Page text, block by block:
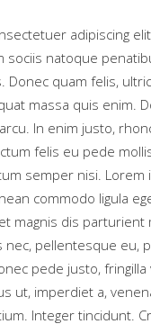
adipiscing
sociis natoque
quam felis,
massa quis enim.
In enim justo,
felis eu pede
semper nisi.
commodo ligula
magnis dis
pellentesque eu,
pede justo,
ut, imperdiet a,
Integer tincidunt.